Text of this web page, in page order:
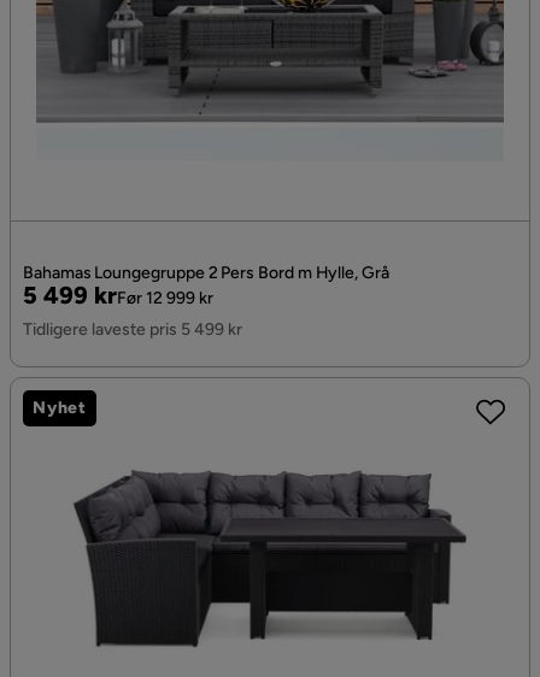
Bahamas Loungegruppe 2 Pers Bord m Hylle, Grå
Pris
5 499 kr
Original
Pris
Før 12 999 kr
Tidligere laveste pris 5 499 kr
Nyhet